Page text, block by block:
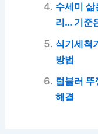
수세미 삶
리… 기준
식기세척
방법
텀블러
해결